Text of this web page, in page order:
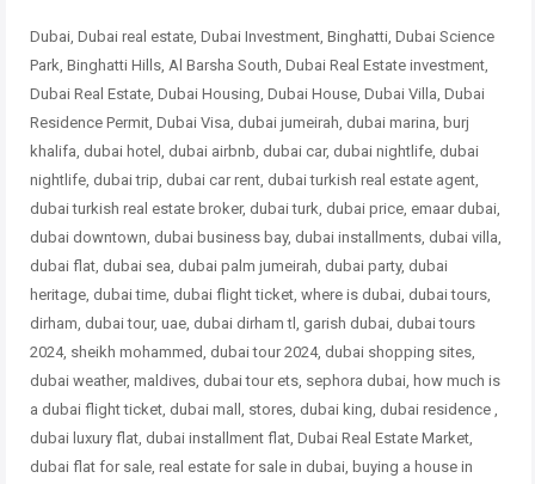
Dubai, Dubai real estate, Dubai Investment, Binghatti, Dubai Science
Park, Binghatti Hills, Al Barsha South, Dubai Real Estate investment,
Dubai Real Estate, Dubai Housing, Dubai House, Dubai Villa, Dubai
Residence Permit, Dubai Visa, dubai jumeirah, dubai marina, burj
khalifa, dubai hotel, dubai airbnb, dubai car, dubai nightlife, dubai
nightlife, dubai trip, dubai car rent, dubai turkish real estate agent,
dubai turkish real estate broker, dubai turk, dubai price, emaar dubai,
dubai downtown, dubai business bay, dubai installments, dubai villa,
dubai flat, dubai sea, dubai palm jumeirah, dubai party, dubai
heritage, dubai time, dubai flight ticket, where is dubai, dubai tours,
dirham, dubai tour, uae, dubai dirham tl, garish dubai, dubai tours
2024, sheikh mohammed, dubai tour 2024, dubai shopping sites,
dubai weather, maldives, dubai tour ets, sephora dubai, how much is
a dubai flight ticket, dubai mall, stores, dubai king, dubai residence ,
dubai luxury flat, dubai installment flat, Dubai Real Estate Market,
dubai flat for sale, real estate for sale in dubai, buying a house in